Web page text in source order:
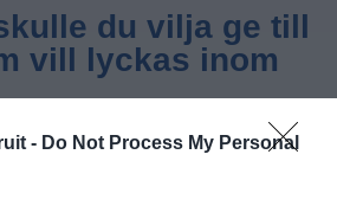
- Do Not Process My Personal
du vilja ge till
vill lyckas inom
du får och agera. Vad